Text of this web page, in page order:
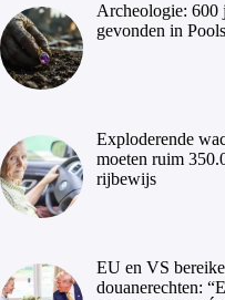
Archeologie: 600
gevonden in
Exploderende
moeten ruim
rijbewijs
EU en VS
douanerechten: